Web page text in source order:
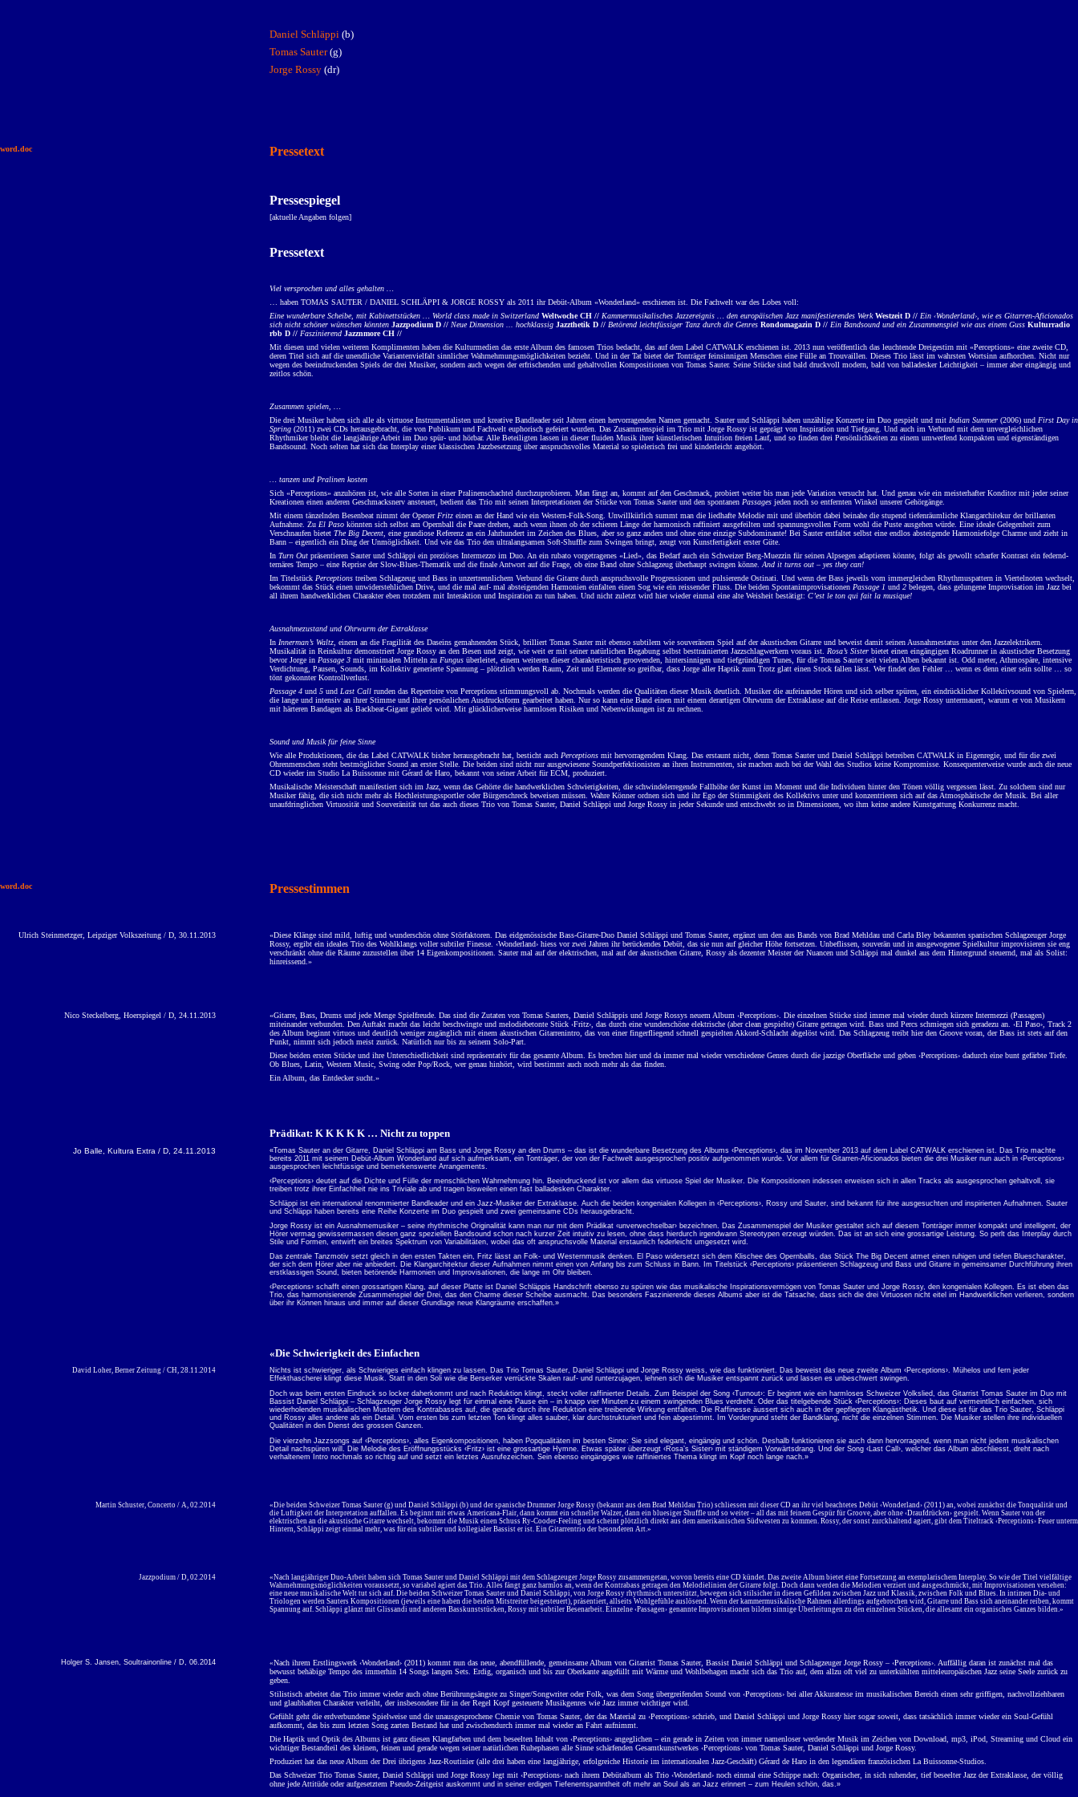
Daniel Schläppi (b)
Tomas Sauter(g)
Jorge Rossy (dr)
word.doc Pressetext
Pressespiegel
[aktuelle Angaben folgen]
Pressetext
Viel versprochen und alles gehalten …
… haben TOMAS SAUTER / DANIEL SCHLÄPPI & JORGE ROSSY als 2011 ihr Debüt-Album «Wonderland» erschienen ist. Die Fachwelt war des Lobes voll:
Eine wunderbare Scheibe, mit Kabinettstücken … World class made in Switzerland Weltwoche CH // Kammermusikalisches Jazzereignis … den europäischen Jazz manifestierendes Werk Westzeit D // Ein ‹Wonderland›, wie es Gitarren-Aficionados
sich nicht schöner wünschen könnten Jazzpodium D // Neue Dimension ... hochklassig Jazzthetik D // Betörend leichtfüssiger Tanz durch die Genres Rondomagazin D // Ein Bandsound und ein Zusammenspiel wie aus einem Guss Kulturradio
rbb D // Faszinierend Jazznmore CH //
Mit diesen und vielen weiteren Komplimenten haben die Kulturmedien das erste Album des famosen Trios bedacht, das auf dem Label CATWALK erschienen ist. 2013 nun veröffentlich das leuchtende Dreigestirn mit «Perceptions» eine zweite CD,
deren Titel sich auf die unendliche Variantenvielfalt sinnlicher Wahrnehmungsmöglichkeiten bezieht. Und in der Tat bietet der Tonträger feinsinnigen Menschen eine Fülle an Trouvaillen. Dieses Trio lässt im wahrsten Wortsinn aufhorchen. Nicht nur
wegen des beeindruckenden Spiels der drei Musiker, sondern auch wegen der erfrischenden und gehaltvollen Kompositionen von Tomas Sauter. Seine Stücke sind bald druckvoll modern, bald von balladesker Leichtigkeit – immer aber eingängig und
zeitlos schön.
Zusammen spielen, …
Die drei Musiker haben sich alle als virtuose Instrumentalisten und kreative Bandleader seit Jahren einen hervorragenden Namen gemacht. Sauter und Schläppi haben unzählige Konzerte im Duo gespielt und mit Indian Summer (2006) und First Day in
Spring (2011) zwei CDs herausgebracht, die von Publikum und Fachwelt euphorisch gefeiert wurden. Das Zusammenspiel im Trio mit Jorge Rossy ist geprägt von Inspiration und Tiefgang. Und auch im Verbund mit dem unvergleichlichen
Rhythmiker bleibt die langjährige Arbeit im Duo spür- und hörbar. Alle Beteiligten lassen in dieser fluiden Musik ihrer künstlerischen Intuition freien Lauf, und so finden drei Persönlichkeiten zu einem umwerfend kompakten und eigenständigen
Bandsound. Noch selten hat sich das Interplay einer klassischen Jazzbesetzung über anspruchsvolles Material so spielerisch frei und kinderleicht angehört.
… tanzen und Pralinen kosten
Sich «Perceptions» anzuhören ist, wie alle Sorten in einer Pralinenschachtel durchzuprobieren. Man fängt an, kommt auf den Geschmack, probiert weiter bis man jede Variation versucht hat. Und genau wie ein meisterhafter Konditor mit jeder seiner
Kreationen einen anderen Geschmacksnerv ansteuert, bedient das Trio mit seinen Interpretationen der Stücke von Tomas Sauter und den spontanen Passages jeden noch so entfernten Winkel unserer Gehörgänge.
Mit einem tänzelnden Besenbeat nimmt der Opener Fritz einen an der Hand wie ein Western-Folk-Song. Unwillkürlich summt man die liedhafte Melodie mit und überhört dabei beinahe die stupend tiefenräumliche Klangarchitekur der brillanten
Aufnahme. Zu El Paso könnten sich selbst am Opernball die Paare drehen, auch wenn ihnen ob der schieren Länge der harmonisch raffiniert ausgefeilten und spannungsvollen Form wohl die Puste ausgehen würde. Eine ideale Gelegenheit zum
Verschnaufen bietet The Big Decent , eine grandiose Referenz an ein Jahrhundert im Zeichen des Blues, aber so ganz anders und ohne eine einzige Subdominante! Bei Sauter entfaltet selbst eine endlos absteigende Harmoniefolge Charme und zieht in
Bann ‒ eigentlich ein Ding der Unmöglichkeit. Und wie das Trio den ultralangsamen Soft-Shuffle zum Swingen bringt, zeugt von Kunstfertigkeit erster Güte.
In Turn Out präsentieren Sauter und Schläppi ein preziöses Intermezzo im Duo. An ein rubato vorgetragenes «Lied», das Bedarf auch ein Schweizer Berg-Muezzin für seinen Alpsegen adaptieren könnte, folgt als gewollt scharfer Kontrast ein federnd-
ternäres Tempo ‒ eine Reprise der Slow-Blues-Thematik und die finale Antwort auf die Frage, ob eine Band ohne Schlagzeug überhaupt swingen könne. And it turns out – yes they can!
Im Titelstück Perceptions treiben Schlagzeug und Bass in unzertrennlichem Verbund die Gitarre durch anspruchsvolle Progressionen und pulsierende Ostinati. Und wenn der Bass jeweils vom immergleichen Rhythmuspattern in Viertelnoten wechselt,
bekommt das Stück einen unwiderstehlichen Drive, und die mal auf- mal absteigenden Harmonien einfalten einen Sog wie ein reissender Fluss. Die beiden Spontanimprovisationen Passage 1 und 2 belegen, dass gelungene Improvisation im Jazz bei
all ihrem handwerklichen Charakter eben trotzdem mit Interaktion und Inspiration zu tun haben. Und nicht zuletzt wird hier wieder einmal eine alte Weisheit bestätigt: C’est le ton qui fait la musique!
Ausnahmezustand und Ohrwurm der Extraklasse
In Innerman’s Waltz , einem an die Fragilität des Daseins gemahnenden Stück, brilliert Tomas Sauter mit ebenso subtilem wie souveränem Spiel auf der akustischen Gitarre und beweist damit seinen Ausnahmestatus unter den Jazzelektrikern.
Musikalität in Reinkultur demonstriert Jorge Rossy an den Besen und zeigt, wie weit er mit seiner natürlichen Begabung selbst besttrainierten Jazzschlagwerkern voraus ist. Rosa’s Sister bietet einen eingängigen Roadrunner in akustischer Besetzung
bevor Jorge in Passage 3 mit minimalen Mitteln zu Fungus überleitet, einem weiteren dieser charakteristisch groovenden, hintersinnigen und tiefgründigen Tunes, für die Tomas Sauter seit vielen Alben bekannt ist. Odd meter, Athmospäre, intensive
Verdichtung, Pausen, Sounds, im Kollektiv generierte Spannung ‒ plötzlich werden Raum, Zeit und Elemente so greifbar, dass Jorge aller Haptik zum Trotz glatt einen Stock fallen lässt. Wer findet den Fehler … wenn es denn einer sein sollte … so
tönt gekonnter Kontrollverlust.
Passage 4 und 5 und Last Call runden das Repertoire von Perceptions stimmungsvoll ab. Nochmals werden die Qualitäten dieser Musik deutlich. Musiker die aufeinander Hören und sich selber spüren, ein eindrücklicher Kollektivsound von Spielern,
die lange und intensiv an ihrer Stimme und ihrer persönlichen Ausdrucksform gearbeitet haben. Nur so kann eine Band einen mit einem derartigen Ohrwurm der Extraklasse auf die Reise entlassen. Jorge Rossy untermauert, warum er von Musikern
mit härteren Bandagen als Backbeat-Gigant geliebt wird. Mit glücklicherweise harmlosen Risiken und Nebenwirkungen ist zu rechnen.
Sound und Musik für feine Sinne
Wie alle Produktionen, die das Label CATWALK bisher herausgebracht hat, besticht auch Perceptions mit hervorragendem Klang. Das erstaunt nicht, denn Tomas Sauter und Daniel Schläppi betreiben CATWALK in Eigenregie, und für die zwei
Ohrenmenschen steht bestmöglicher Sound an erster Stelle. Die beiden sind nicht nur ausgewiesene Soundperfektionisten an ihren Instrumenten, sie machen auch bei der Wahl des Studios keine Kompromisse. Konsequenterweise wurde auch die neue
CD wieder im Studio La Buissonne mit Gérard de Haro, bekannt von seiner Arbeit für ECM, produziert.
Musikalische Meisterschaft manifestiert sich im Jazz, wenn das Gehörte die handwerklichen Schwierigkeiten, die schwindelerregende Fallhöhe der Kunst im Moment und die Individuen hinter den Tönen völlig vergessen lässt. Zu solchem sind nur
Musiker fähig, die sich nicht mehr als Hochleistungssportler oder Bürgerschreck beweisen müssen. Wahre Könner ordnen sich und ihr Ego der Stimmigkeit des Kollektivs unter und konzentrieren sich auf das Atmosphärische der Musik. Bei aller
unaufdringlichen Virtuosität und Souveränität tut das auch dieses Trio von Tomas Sauter, Daniel Schläppi und Jorge Rossy in jeder Sekunde und entschwebt so in Dimensionen, wo ihm keine andere Kunstgattung Konkurrenz macht.
word.doc Pressestimmen
Ulrich Steinmetzger, Leipziger Volkszeitung / D, 30.11.2013
«Diese Klänge sind mild, luftig und wunderschön ohne Störfaktoren. Das eidgenössische Bass-Gitarre-Duo Daniel Schläppi und Tomas Sauter, ergänzt um den aus Bands von Brad Mehldau und Carla Bley bekannten spanischen Schlagzeuger Jorge
Rossy, ergibt ein ideales Trio des Wohlklangs voller subtiler Finesse. ‹Wonderland› hiess vor zwei Jahren ihr berückendes Debüt, das sie nun auf gleicher Höhe fortsetzen. Unbeflissen, souverän und in ausgewogener Spielkultur improvisieren sie eng
verschränkt ohne die Räume zuzustellen über 14 Eigenkompositionen. Sauter mal auf der elektrischen, mal auf der akustischen Gitarre, Rossy als dezenter Meister der Nuancen und Schläppi mal dunkel aus dem Hintergrund steuernd, mal als Solist:
hinreissend.»
Nico Steckelberg, Hoerspiegel / D, 24.11.2013
«Gitarre, Bass, Drums und jede Menge Spielfreude. Das sind die Zutaten von Tomas Sauters, Daniel Schläppis und Jorge Rossys neuem Album ‹Perceptions›. Die einzelnen Stücke sind immer mal wieder durch kürzere Intermezzi (Passagen)
miteinander verbunden. Den Auftakt macht das leicht beschwingte und melodiebetonte Stück ‹Fritz›, das durch eine wunderschöne elektrische (aber clean gespielte) Gitarre getragen wird. Bass und Percs schmiegen sich geradezu an. ‹El Paso›, Track 2
des Album beginnt virtuos und deutlich weniger zugänglich mit einem akustischen Gitarrenintro, das von einer fingerfliegend schnell gespielten Akkord-Schlacht abgelöst wird. Das Schlagzeug treibt hier den Groove voran, der Bass ist stets auf den
Punkt, nimmt sich jedoch meist zurück. Natürlich nur bis zu seinem Solo-Part.
Diese beiden ersten Stücke und ihre Unterschiedlichkeit sind repräsentativ für das gesamte Album. Es brechen hier und da immer mal wieder verschiedene Genres durch die jazzige Oberfläche und geben ‹Perceptions› dadurch eine bunt gefärbte Tiefe.
Ob Blues, Latin, Western Music, Swing oder Pop/Rock, wer genau hinhört, wird bestimmt auch noch mehr als das finden.
Ein Album, das Entdecker sucht.»
Prädikat: K K K K K … Nicht zu toppen
Jo Balle, Kultura Extra / D, 24.11.2013
«Tomas Sauter an der Gitarre, Daniel Schläppi am Bass und Jorge Rossy an den Drums ‒ das ist die wunderbare Besetzung des Albums ‹Perceptions›, das im November 2013 auf dem Label CATWALK erschienen ist. Das Trio machte
bereits 2011 mit seinem Debüt-Album Wonderland auf sich aufmerksam, ein Tonträger, der von der Fachwelt ausgesprochen positiv aufgenommen wurde. Vor allem für Gitarren-Aficionados bieten die drei Musiker nun auch in ‹Perceptions›
ausgesprochen leichtfüssige und bemerkenswerte Arrangements.
‹Perceptions› deutet auf die Dichte und Fülle der menschlichen Wahrnehmung hin. Beeindruckend ist vor allem das virtuose Spiel der Musiker. Die Kompositionen indessen erweisen sich in allen Tracks als ausgesprochen gehaltvoll, sie
treiben trotz ihrer Einfachheit nie ins Triviale ab und tragen bisweilen einen fast balladesken Charakter.
Schläppi ist ein international renommierter Bandleader und ein Jazz-Musiker der Extraklasse. Auch die beiden kongenialen Kollegen in ‹Perceptions›, Rossy und Sauter, sind bekannt für ihre ausgesuchten und inspirierten Aufnahmen. Sauter
und Schläppi haben bereits eine Reihe Konzerte im Duo gespielt und zwei gemeinsame CDs herausgebracht.
Jorge Rossy ist ein Ausnahmemusiker ‒ seine rhythmische Originalität kann man nur mit dem Prädikat ‹unverwechselbar› bezeichnen. Das Zusammenspiel der Musiker gestaltet sich auf diesem Tonträger immer kompakt und intelligent, der
Hörer vermag gewissermassen diesen ganz speziellen Bandsound schon nach kurzer Zeit intuitiv zu lesen, ohne dass hierdurch irgendwann Stereotypen erzeugt würden. Das ist an sich eine grossartige Leistung. So perlt das Interplay durch
Stile und Formen, entwirft ein breites Spektrum von Variabilitäten, wobei das oft anspruchsvolle Material erstaunlich federleicht umgesetzt wird.
Das zentrale Tanzmotiv setzt gleich in den ersten Takten ein, Fritz lässt an Folk- und Westernmusik denken. El Paso widersetzt sich dem Klischee des Opernballs, das Stück The Big Decent atmet einen ruhigen und tiefen Bluescharakter,
der sich dem Hörer aber nie anbiedert. Die Klangarchitektur dieser Aufnahmen nimmt einen von Anfang bis zum Schluss in Bann. Im Titelstück ‹Perceptions› präsentieren Schlagzeug und Bass und Gitarre in gemeinsamer Durchführung ihren
erstklassigen Sound, bieten betörende Harmonien und Improvisationen, die lange im Ohr bleiben.
‹Perceptions› schafft einen grossartigen Klang, auf dieser Platte ist Daniel Schläppis Handschrift ebenso zu spüren wie das musikalische Inspirationsvermögen von Tomas Sauter und Jorge Rossy, den kongenialen Kollegen. Es ist eben das
Trio, das harmonisierende Zusammenspiel der Drei, das den Charme dieser Scheibe ausmacht. Das besonders Faszinierende dieses Albums aber ist die Tatsache, dass sich die drei Virtuosen nicht eitel im Handwerklichen verlieren, sondern
über ihr Können hinaus und immer auf dieser Grundlage neue Klangräume erschaffen.»
«Die Schwierigkeit des Einfachen
David Loher, Berner Zeitung / CH, 28.11.2014
Nichts ist schwieriger, als Schwieriges einfach klingen zu lassen. Das Trio Tomas Sauter, Daniel Schläppi und Jorge Rossy weiss, wie das funktioniert. Das beweist das neue zweite Album ‹Perceptions›. Mühelos und fern jeder
Effekthascherei klingt diese Musik. Statt in den Soli wie die Berserker verrückte Skalen rauf- und runterzujagen, lehnen sich die Musiker entspannt zurück und lassen es unbeschwert swingen.
Doch was beim ersten Eindruck so locker daherkommt und nach Reduktion klingt, steckt voller raffinierter Details. Zum Beispiel der Song ‹Turnout›: Er beginnt wie ein harmloses Schweizer Volkslied, das Gitarrist Tomas Sauter im Duo mit
Bassist Daniel Schläppi – Schlagzeuger Jorge Rossy legt für einmal eine Pause ein – in knapp vier Minuten zu einem swingenden Blues verdreht. Oder das titelgebende Stück ‹Perceptions›: Dieses baut auf vermeintlich einfachen, sich
wiederholenden musikalischen Mustern des Kontrabasses auf, die gerade durch ihre Reduktion eine treibende Wirkung entfalten. Die Raffinesse äussert sich auch in der gepflegten Klangästhetik. Und diese ist für das Trio Sauter, Schläppi
und Rossy alles andere als ein Detail. Vom ersten bis zum letzten Ton klingt alles sauber, klar durchstrukturiert und fein abgestimmt. Im Vordergrund steht der Bandklang, nicht die einzelnen Stimmen. Die Musiker stellen ihre individuellen
Qualitäten in den Dienst des grossen Ganzen.
Die vierzehn Jazzsongs auf ‹Perceptions›, alles Eigenkompositionen, haben Popqualitäten im besten Sinne: Sie sind elegant, eingängig und schön. Deshalb funktionieren sie auch dann hervorragend, wenn man nicht jedem musikalischen
Detail nachspüren will. Die Melodie des Eröffnungsstücks ‹Fritz› ist eine grossartige Hymne. Etwas später überzeugt ‹Rosa’s Sister› mit ständigem Vorwärtsdrang. Und der Song ‹Last Call›, welcher das Album abschliesst, dreht nach
verhaltenem Intro nochmals so richtig auf und setzt ein letztes Ausrufezeichen. Sein ebenso eingängiges wie raffiniertes Thema klingt im Kopf noch lange nach.»
Martin Schuster, Concerto / A, 02.2014
«Die beiden Schweizer Tomas Sauter (g) und Daniel Schläppi (b) und der spanische Drummer Jorge Rossy (bekannt aus dem Brad Mehldau Trio) schliessen mit dieser CD an ihr viel beachtetes Debüt ‹Wonderland› (2011) an, wobei zunächst die Tonqualität und
die Luftigkeit der Interpretation auffallen. Es beginnt mit etwas Americana-Flair, dann kommt ein schneller Walzer, dann ein bluesiger Shuffle und so weiter – all das mit feinem Gespür für Groove, aber ohne ‹Draufdrücken› gespielt. Wenn Sauter von der
elektrischen an die akustische Gitarre wechselt, bekommt die Musik einen Schuss Ry-Cooder-Feeling und scheint plötzlich direkt aus dem amerikanischen Südwesten zu kommen. Rossy, der sonst zurckhaltend agiert, gibt dem Titeltrack ‹Perceptions› Feuer unterm
Hintern, Schläppi zeigt einmal mehr, was für ein subtiler und kollegialer Bassist er ist. Ein Gitarrentrio der besonderen Art.»
Jazzpodium / D, 02.2014
«Nach langjähriger Duo-Arbeit haben sich Tomas Sauter und Daniel Schläppi mit dem Schlagzeuger Jorge Rossy zusammengetan, wovon bereits eine CD kündet. Das zweite Album bietet eine Fortsetzung an exemplarischem Interplay. So wie der Titel vielfältige
Wahrnehmungsmöglichkeiten voraussetzt, so variabel agiert das Trio. Alles fängt ganz harmlos an, wenn der Kontrabass getragen den Melodielinien der Gitarre folgt. Doch dann werden die Melodien verziert und ausgeschmückt, mit Improvisationen versehen:
eine neue musikalische Welt tut sich auf. Die beiden Schweizer Tomas Sauter und Daniel Schläppi, von Jorge Rossy rhythmisch unterstützt, bewegen sich stilsicher in diesen Gefilden zwischen Jazz und Klassik, zwischen Folk und Blues. In intimen Dia- und
Triologen werden Sauters Kompositionen (jeweils eine haben die beiden Mitstreiter beigesteuert), präsentiert, allseits Wohlgefühle auslösend. Wenn der kammermusikalische Rahmen allerdings aufgebrochen wird, Gitarre und Bass sich aneinander reiben, kommt
Spannung auf. Schläppi glänzt mit Glissandi und anderen Basskunststücken, Rossy mit subtiler Besenarbeit. Einzelne ‹Passagen› genannte Improvisationen bilden sinnige Überleitungen zu den einzelnen Stücken, die allesamt ein organisches Ganzes bilden.»
Holger S. Jansen, Soultrainonline / D, 06.2014 «Nach ihrem Erstlingswerk ‹Wonderland› (2011) kommt nun das neue, abendfüllende, gemeinsame Album von Gitarrist Tomas Sauter, Bassist Daniel Schläppi und Schlagzeuger Jorge Rossy – ‹Perceptions›. Auffällig daran ist zunächst mal das
bewusst behäbige Tempo des immerhin 14 Songs langen Sets. Erdig, organisch und bis zur Oberkante angefüllt mit Wärme und Wohlbehagen macht sich das Trio auf, dem allzu oft viel zu unterkühlten mitteleuropäischen Jazz seine Seele zurück zu
geben.
Stilistisch arbeitet das Trio immer wieder auch ohne Berührungsängste zu Singer/Songwriter oder Folk, was dem Song übergreifenden Sound von ‹Perceptions› bei aller Akkuratesse im musikalischen Bereich einen sehr griffigen, nachvollziehbaren
und glaubhaften Charakter verleiht, der insbesondere für in der Regel Kopf gesteuerte Musikgenres wie Jazz immer wichtiger wird.
Gefühlt geht die erdverbundene Spielweise und die unausgesprochene Chemie von Tomas Sauter, der das Material zu ‹Perceptions› schrieb, und Daniel Schläppi und Jorge Rossy hier sogar soweit, dass tatsächlich immer wieder ein Soul-Gefühl
aufkommt, das bis zum letzten Song zarten Bestand hat und zwischendurch immer mal wieder an Fahrt aufnimmt.
Die Haptik und Optik des Albums ist ganz diesen Klangfarben und dem beseelten Inhalt von ‹Perceptions› angeglichen – ein gerade in Zeiten von immer namenloser werdender Musik im Zeichen von Download, mp3, iPod, Streaming und Cloud ein
wichtiger Bestandteil des kleinen, feinen und gerade wegen seiner natürlichen Ruhephasen alle Sinne schärfenden Gesamtkunstwerkes ‹Perceptions› von Tomas Sauter, Daniel Schläppi und Jorge Rossy.
Produziert hat das neue Album der Drei übrigens Jazz-Routinier (alle drei haben eine langjährige, erfolgreiche Historie im internationalen Jazz-Geschäft) Gérard de Haro in den legendären französischen La Buissonne-Studios.
Das Schweizer Trio Tomas Sauter, Daniel Schläppi und Jorge Rossy legt mit ‹Perceptions› nach ihrem Debütalbum als Trio ‹Wonderland› noch einmal eine Schüppe nach: Organischer, in sich ruhender, tief beseelter Jazz der Extraklasse, der völlig
ohne jede Attitüde oder aufgesetztem Pseudo-Zeitgeist auskommt und in seiner erdigen Tiefenentspanntheit oft mehr an Soul als an Jazz erinnert – zum Heulen schön, das.»